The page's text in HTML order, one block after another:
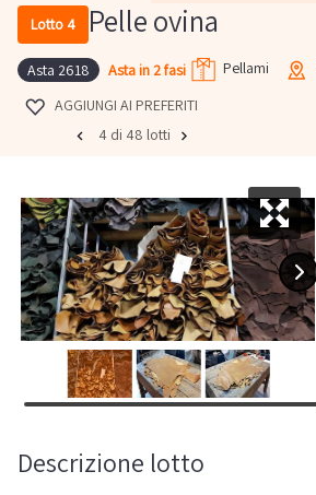
Lotto 4 Pelle ovina
Asta 2618 Asta in 2 fasi Pellami
AGGIUNGI AI PREFERITI
4 di 48 lotti
Descrizione lotto